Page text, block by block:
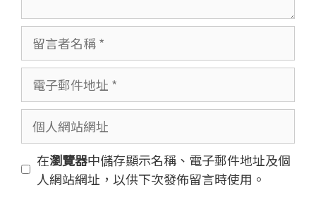
者
稱
郵
件
址
站
在瀏覽器中儲存顯示名稱、電子郵件地址及個
人網站網址，以供下次發佈留言時使用。